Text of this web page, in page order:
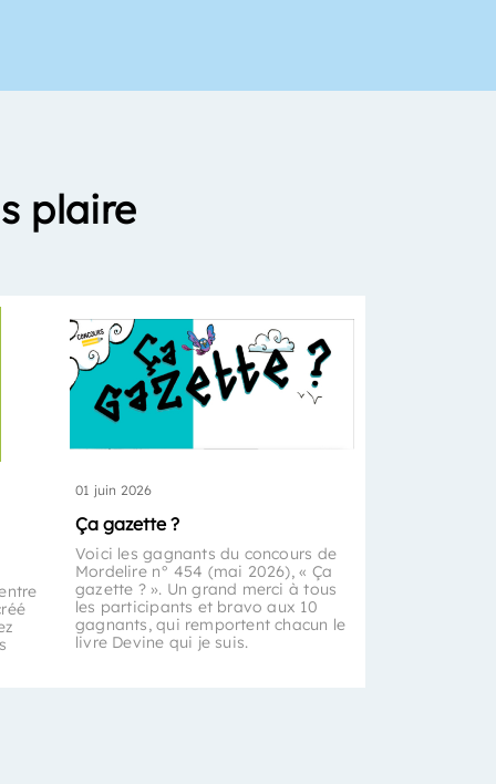
plaire
01 juin 2026
Ça gazette ?
Voici les gagnants du concours de
Mordelire n° 454 (mai 2026), « Ça
gazette ? ». Un grand merci à tous
les participants et bravo aux 10
gagnants, qui remportent chacun le
livre Devine qui je suis.